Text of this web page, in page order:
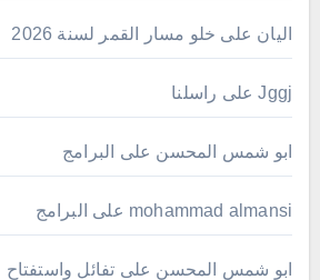
اليان على خلو مسار القمر لسنة 2026
Jggjعلى راسلنا
ابو شمس المحسن على البرامج
mohammad almansi على البرامج
ابو شمس المحسن على تفائل واستفتاح